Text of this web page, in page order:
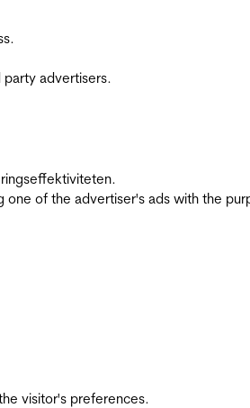
party advertisers.
of the advertiser's ads with the
visitor's preferences.